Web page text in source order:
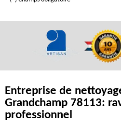
Entreprise de
Grandchamp 78113:
professionnel